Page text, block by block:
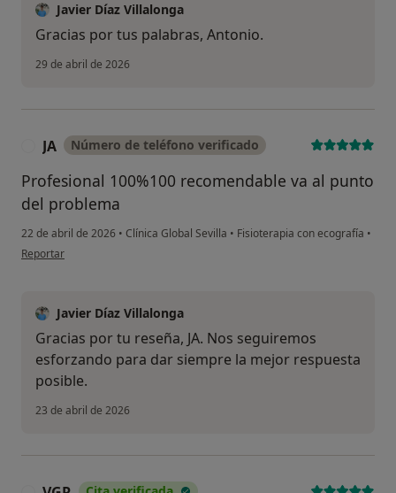
Javier Díaz Villalonga
Gracias por tus palabras, Antonio.
29 de abril de 2026
JA Número de teléfono verificado
Profesional 100%100 recomendable va al punto
del problema
22 de abril de 2026 • Clínica Global Sevilla • Fisioterapia con ecografía •
en opinión del usuario JA
Reportar
Javier Díaz Villalonga
Gracias por tu reseña, JA. Nos seguiremos
esforzando para dar siempre la mejor respuesta
posible.
23 de abril de 2026